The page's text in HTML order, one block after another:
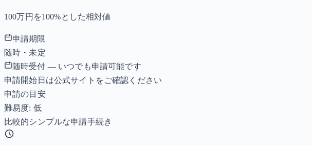
100万円を100%とした相対値
申請期限
随時・未定
随時受付 — いつでも申請可能です
申請開始日は公式サイトをご確認ください
申請の目安
難易度: 低
比較的シンプルな申請手続き